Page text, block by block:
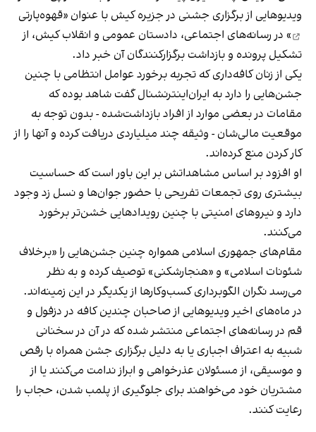
ویدیوهایی از برگزاری جشنی در جزیره کیش با عنوان «قهوه‌پارتی
» در رسانه‌های اجتماعی، دادستان عمومی و انقلاب کیش، از
تشکیل پرونده و بازداشت برگزارکنندگان آن خبر داد.
یکی از زنان کافه‌داری که تجربه برخورد عوامل انتظامی با چنین
جشن‌هایی را دارد به ایران‌اینترنشنال گفت شاهد بوده که
مقامات در بعضی موارد از افراد بازداشت‌‌شده - بدون توجه به
موقعیت مالی‌شان - وثیقه چند میلیاردی دریافت کرده و آنها را از
کار کردن منع کرده‌اند.
او افزود بر اساس مشاهداتش بر این باور است که حساسیت
بیشتری روی تجمعات تفریحی با حضور جوان‌ها و نسل زد وجود
دارد و نیروهای امنیتی با چنین رویدادهایی خشن‌تر برخورد
می‌کنند.
مقام‌های جمهوری اسلامی همواره چنین جشن‌هایی را «برخلاف
شئونات اسلامی» و «هنجارشکنی» توصیف کرده و به نظر
می‌رسد نگران الگوبرداری کسب‌وکارها از یکدیگر در این زمینه‌اند.
در ماه‌های اخیر ویدیوهایی از صاحبان چندین کافه در دزفول و
قم در رسانه‌های اجتماعی منتشر شده که در آن در سخنانی
شبیه به اعتراف اجباری یا به دلیل برگزاری جشن همراه با رقص
و موسیقی، از مسئولان عذرخواهی و ابراز ندامت می‌کنند یا از
مشتریان خود می‌خواهند برای جلوگیری از پلمب شدن، حجاب را
رعایت کنند.